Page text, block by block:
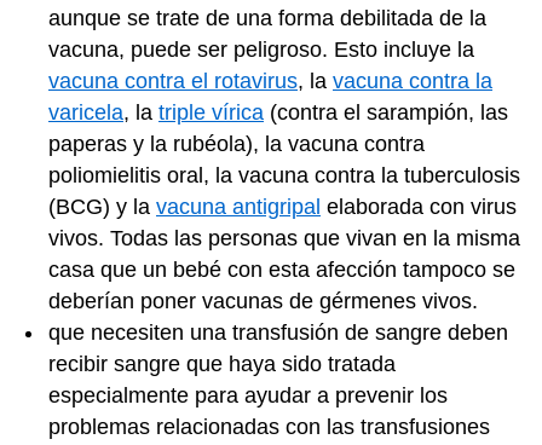
aunque se trate de una forma debilitada de la
vacuna, puede ser peligroso. Esto incluye la
vacuna contra el rotavirus, la vacuna contra la
varicela, la triple vírica (contra el sarampión, las
paperas y la rubéola), la vacuna contra
poliomielitis oral, la vacuna contra la tuberculosis
(BCG) y la vacuna antigripal elaborada con virus
vivos. Todas las personas que vivan en la misma
casa que un bebé con esta afección tampoco se
deberían poner vacunas de gérmenes vivos.
que necesiten una transfusión de sangre deben
recibir sangre que haya sido tratada
especialmente para ayudar a prevenir los
problemas relacionadas con las transfusiones